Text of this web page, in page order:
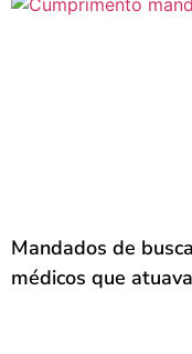
Mandados de
médicos que